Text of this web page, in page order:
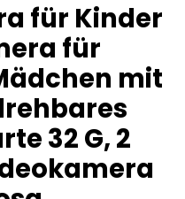
für Kinder
für
mit
32 G, 2